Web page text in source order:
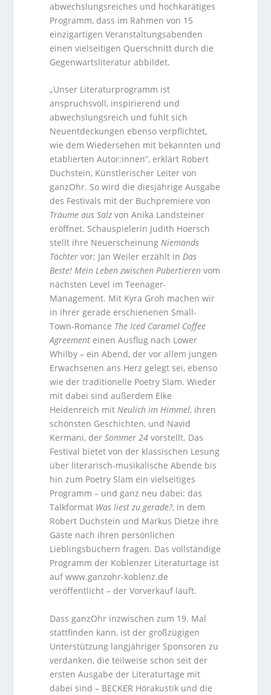
abwechslungsreiches und hochkarätiges
Programm, dass im Rahmen von 15
einzigartigen Veranstaltungsabenden
einen vielseitigen Querschnitt durch die
Gegenwartsliteratur abbildet.
„Unser Literaturprogramm ist
anspruchsvoll, inspirierend und
abwechslungsreich und fühlt sich
Neuentdeckungen ebenso verpflichtet,
wie dem Wiedersehen mit bekannten und
etablierten Autor:innen“, erklärt Robert
Duchstein, Künstlerischer Leiter von
ganzOhr. So wird die diesjährige Ausgabe
des Festivals mit der Buchpremiere von
Träume aus Salzvon Anika Landsteiner
eröffnet. Schauspielerin Judith Hoersch
stellt ihre NeuerscheinungNiemands
Töchtervor; Jan Weiler erzählt inDas
Beste! Mein Leben zwischen Pubertierenvom
nächsten Level im Teenager-
Management. Mit Kyra Groh machen wir
in ihrer gerade erschienenen Small-
Town-Romance The Iced Caramel Coffee
Agreement einen Ausflug nach Lower
Whilby – ein Abend, der vor allem jungen
Erwachsenen ans Herz gelegt sei, ebenso
wie der traditionelle Poetry Slam. Wieder
mit dabei sind außerdem Elke
Heidenreich mitNeulich im Himmel, ihren
schönsten Geschichten, und Navid
Kermani, derSommer 24vorstellt. Das
Festival bietet von der klassischen Lesung
über literarisch-musikalische Abende bis
hin zum Poetry Slam ein vielseitiges
Programm – und ganz neu dabei: das
Talkformat Was liest zu gerade?, in dem
Robert Duchstein und Markus Dietze ihre
Gäste nach ihren persönlichen
Lieblingsbüchern fragen. Das vollständige
Programm der Koblenzer Literaturtage ist
auf www.ganzohr-koblenz.de
veröffentlicht – der Vorverkauf läuft.
Dass ganzOhr inzwischen zum 19. Mal
stattfinden kann, ist der großzügigen
Unterstützung langjähriger Sponsoren zu
verdanken, die teilweise schon seit der
ersten Ausgabe der Literaturtage mit
dabei sind – BECKER Hörakustik und die